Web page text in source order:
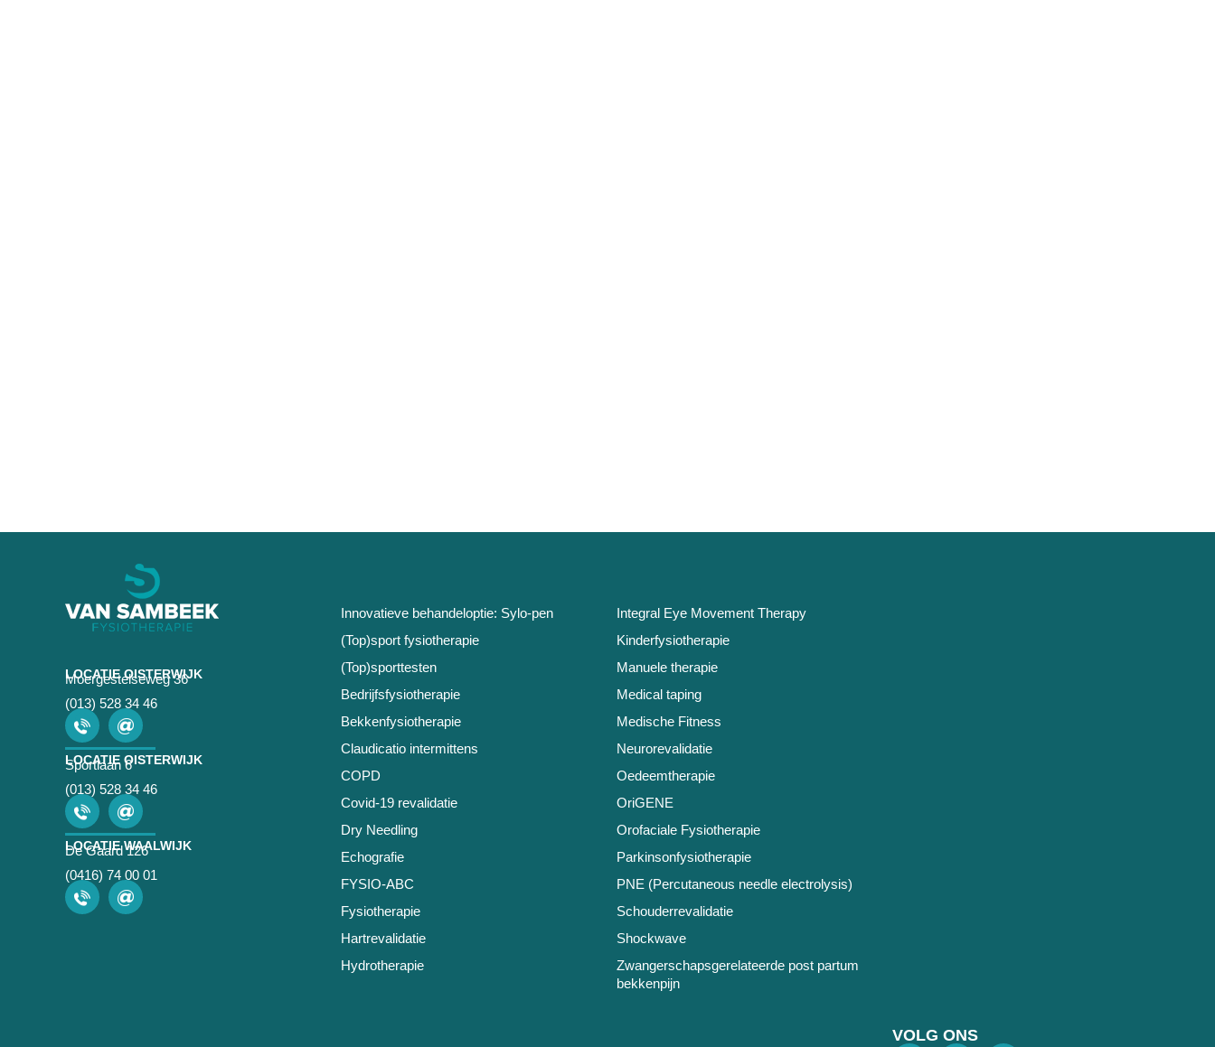
LOCATIE OISTERWIJK
Moergestelseweg 36
(013) 528 34 46
LOCATIE OISTERWIJK
Sportlaan 6
(013) 528 34 46
LOCATIE WAALWIJK
De Gaard 126
(0416) 74 00 01
Innovatieve behandeloptie: Sylo-pen
(Top)sport fysiotherapie
(Top)sporttesten
Bedrijfsfysiotherapie
Bekkenfysiotherapie
Claudicatio intermittens
COPD
Covid-19 revalidatie
Dry Needling
Echografie
FYSIO-ABC
Fysiotherapie
Hartrevalidatie
Hydrotherapie
Integral Eye Movement Therapy
Kinderfysiotherapie
Manuele therapie
Medical taping
Medische Fitness
Neurorevalidatie
Oedeemtherapie
OriGENE
Orofaciale Fysiotherapie
Parkinsonfysiotherapie
PNE (Percutaneous needle electrolysis)
Schouderrevalidatie
Shockwave
Zwangerschapsgerelateerde post partum
bekkenpijn
VOLG ONS